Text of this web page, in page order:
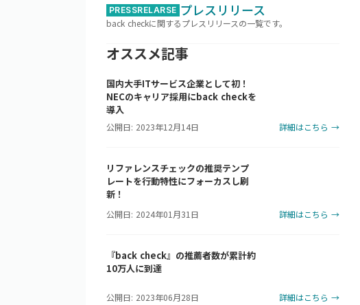
PRESSRELARSE プレスリリース
back checkに関するプレスリリースの一覧です。
オススメ記事
国内大手ITサービス企業として初！
NECのキャリア採用にback checkを
導入
公開日: 2023年12月14日 詳細はこちら →
リファレンスチェックの推奨テンプ
レートを行動特性にフォーカスし刷
新！
公開日: 2024年01月31日 詳細はこちら →
『back check』の推薦者数が累計約
10万人に到達
公開日: 2023年06月28日 詳細はこちら →